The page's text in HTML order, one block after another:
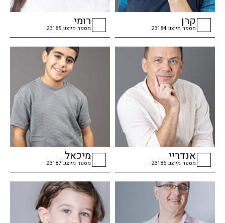
checkbox
קרן
מספר מיוצג: 23184
checkbox
רומי
מספר מיוצג: 23185
checkbox
אנדריי
מספר מיוצג: 23186
checkbox
מיכאל
מספר מיוצג: 23187